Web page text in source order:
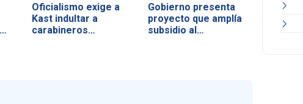
Oficialismo exige a
Kast indultar a
carabineros…
Gobierno presenta
proyecto que amplía
subsidio al…